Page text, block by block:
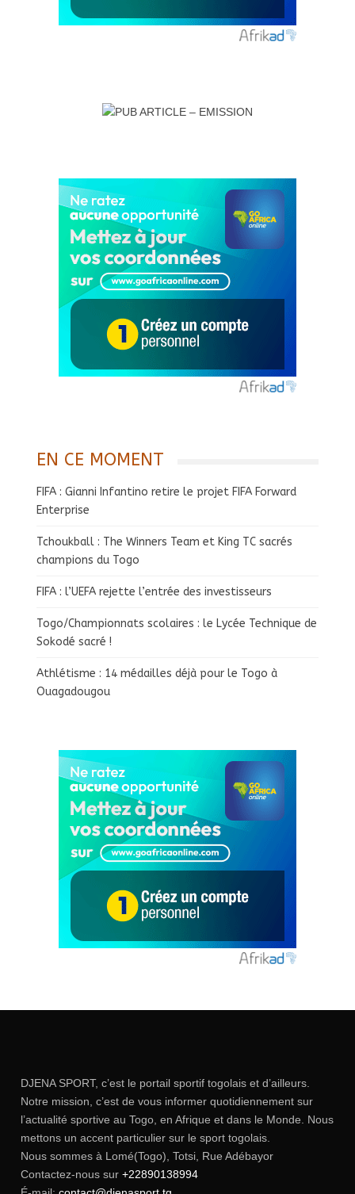
EN CE MOMENT
FIFA : Gianni Infantino retire le projet FIFA Forward
Enterprise
Tchoukball : The Winners Team et King TC sacrés
champions du Togo
FIFA : l’UEFA rejette l’entrée des investisseurs
Togo/Championnats scolaires : le Lycée Technique de
Sokodé sacré !
Athlétisme : 14 médailles déjà pour le Togo à
Ouagadougou
DJENA SPORT, c’est le portail sportif togolais et d’ailleurs.
Notre mission, c’est de vous informer quotidiennement sur
l’actualité sportive au Togo, en Afrique et dans le Monde. Nous
mettons un accent particulier sur le sport togolais.
Nous sommes à Lomé(Togo), Totsi, Rue Adébayor
Contactez-nous sur +22890138994